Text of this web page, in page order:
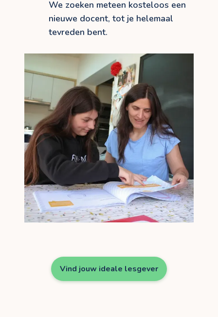
We zoeken meteen kosteloos een
nieuwe docent, tot je helemaal
tevreden bent.
Vind jouw ideale lesgever